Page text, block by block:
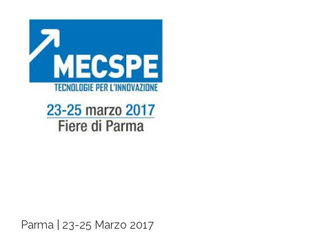
Parma | 23-25 Marzo 2017